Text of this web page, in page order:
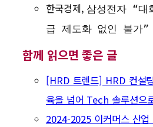
한국경제, 삼성전자 “대
급 제도화 없인 불가”
함께 읽으면 좋은 글
[HRD 트렌드] HRD 컨설
육을 넘어 Tech 솔루션으
2024-2025 이커머스 산업